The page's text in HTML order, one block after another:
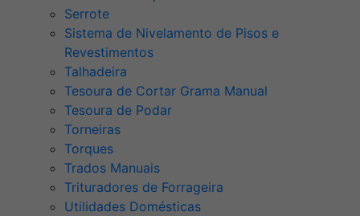
Serrote
Sistema de Nivelamento de Pisos e
Revestimentos
Talhadeira
Tesoura de Cortar Grama Manual
Tesoura de Podar
Torneiras
Torques
Trados Manuais
Trituradores de Forrageira
Utilidades Domésticas